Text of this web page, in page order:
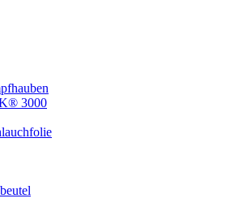
3000